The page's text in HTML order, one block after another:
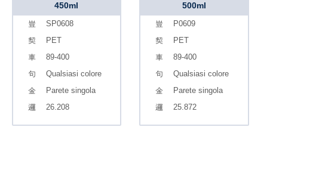
450ml
SP0608
PET
89-400
Qualsiasi colore
Parete singola
26.208
500ml
P0609
PET
89-400
Qualsiasi colore
Parete singola
25.872